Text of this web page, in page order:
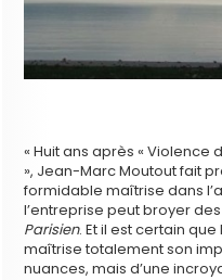
« Huit ans après «
», Jean-Marc Moutout fait
formidable maîtrise dans
l’entreprise peut broyer
Parisien. Et il est certain
maîtrise totalement son
nuances, mais d’une